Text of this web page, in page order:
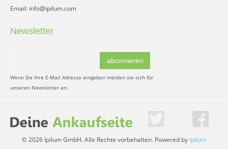
Email: info@ipilum.com
Newsletter
abonnieren
Wenn Sie Ihre E-Mail Adresse eingeben melden sie sich für
unseren Newsletter an.
© 2026 Ipilum GmbH. Alle Rechte vorbehalten. Powered by Ipilum